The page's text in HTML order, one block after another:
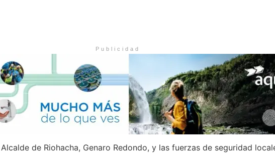
Publicidad
de Riohacha, Genaro Redondo, y las fuerzas de seguridad